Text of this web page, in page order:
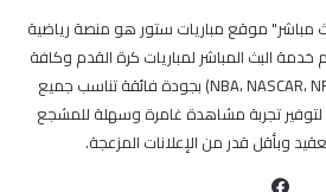
مباشر" موقع مباريات ستور هو منصة رياضية
البث المباشر لمباريات كرة القدم وكافة
الأحداث الرياضية الكبرى (NBA، NASCAR، NFL) بجودة فائقة تناسب جميع
لتوفير تجربة مشاهدة غامرة وسهلة للمشجع
وبأقل قدر من الإعلانات المزعجة.